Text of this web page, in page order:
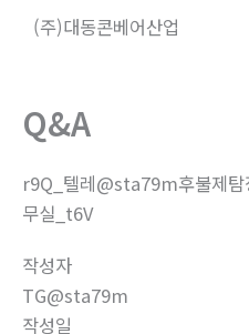
(주)대동콘베어산업
Q&A
r9Q_텔레@sta79m후불제탐
무실_t6V
작성자
TG@sta79m
작성일